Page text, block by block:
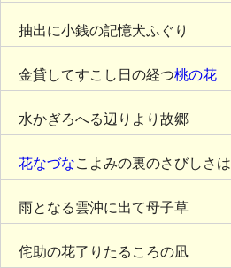
抽出に小銭の記憶犬ふぐり
金貸してすこし日の経つ桃の花
水かぎろへる辺りより故郷
花なづなこよみの裏のさびしさは
雨となる雲沖に出て母子草
侘助の花了りたるころの凪